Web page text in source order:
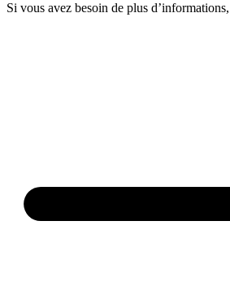
Si vous avez besoin de plus d’informations,